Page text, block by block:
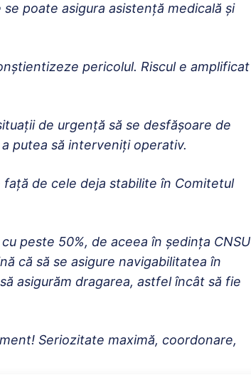
poate asigura asistență medicală și
pericolul. Riscul e amplificat
de urgență să se desfășoare de
putea să interveniți operativ.
de cele deja stabilite în Comitetul
peste 50%, de aceea în ședința CNSU
că să se asigure navigabilitatea în
asigurăm dragarea, astfel încât să fie
Seriozitate maximă, coordonare,